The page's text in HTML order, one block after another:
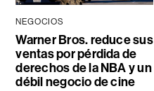
NEGOCIOS
Warner Bros. reduce sus
ventas por pérdida de
derechos de la NBA y un
débil negocio de cine